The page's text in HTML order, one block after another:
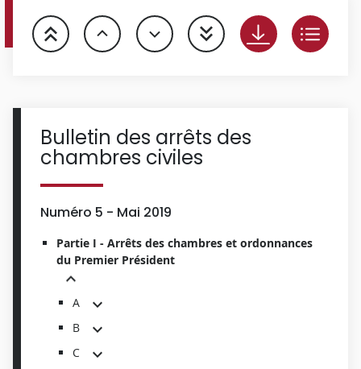
Bulletin des arrêts des
chambres civiles
Numéro 5 - Mai 2019
Partie I - Arrêts des chambres et ordonnances
du Premier Président
A
B
C